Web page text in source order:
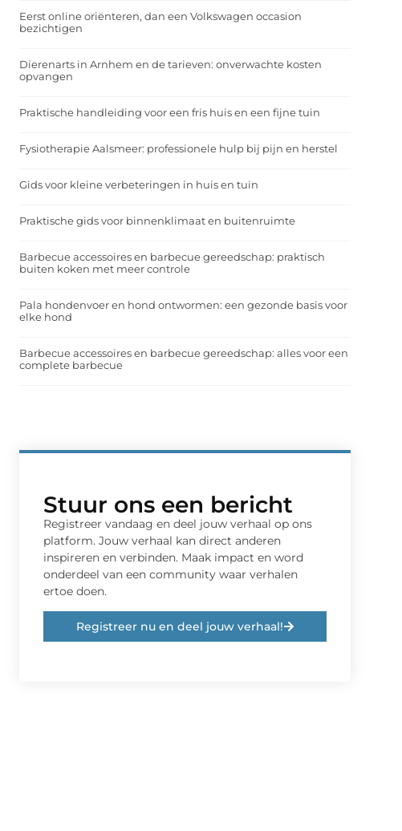
Eerst online oriënteren, dan een Volkswagen occasion
bezichtigen
Dierenarts in Arnhem en de tarieven: onverwachte kosten
opvangen
Praktische handleiding voor een fris huis en een fijne tuin
Fysiotherapie Aalsmeer: professionele hulp bij pijn en herstel
Gids voor kleine verbeteringen in huis en tuin
Praktische gids voor binnenklimaat en buitenruimte
Barbecue accessoires en barbecue gereedschap: praktisch
buiten koken met meer controle
Pala hondenvoer en hond ontwormen: een gezonde basis voor
elke hond
Barbecue accessoires en barbecue gereedschap: alles voor een
complete barbecue
Stuur ons een bericht
Registreer vandaag en deel jouw verhaal op ons
platform. Jouw verhaal kan direct anderen
inspireren en verbinden. Maak impact en word
onderdeel van een community waar verhalen
ertoe doen.
Registreer nu en deel jouw verhaal!